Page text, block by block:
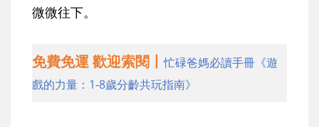
微微往下。
免費免運 歡迎索閱丨忙碌爸媽必讀手冊《遊
戲的力量：1-8歲分齡共玩指南》